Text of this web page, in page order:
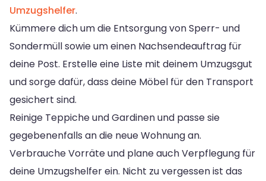
Umzugshelfer.
Kümmere dich um die Entsorgung von Sperr- und
Sondermüll sowie um einen Nachsendeauftrag für
deine Post. Erstelle eine Liste mit deinem Umzugsgut
und sorge dafür, dass deine Möbel für den Transport
gesichert sind.
Reinige Teppiche und Gardinen und passe sie
gegebenenfalls an die neue Wohnung an.
Verbrauche Vorräte und plane auch Verpflegung für
deine Umzugshelfer ein. Nicht zu vergessen ist das